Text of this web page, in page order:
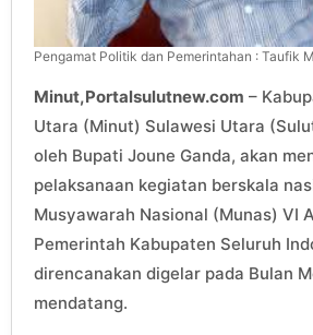
Pengamat Politik dan Pemerintahan : Taufik
Minut,Portalsulutnew.com –
Utara (Minut) Sulawesi Utara
oleh Bupati Joune Ganda, akan
pelaksanaan kegiatan berskala
Musyawarah Nasional (Munas) VI
Pemerintah Kabupaten Seluruh
direncanakan digelar pada Bulan
mendatang.